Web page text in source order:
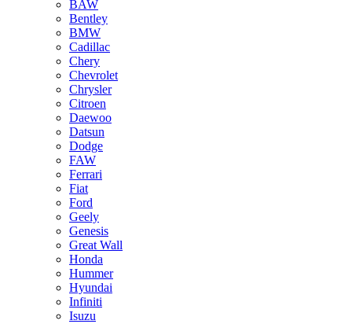
BAW
Bentley
BMW
Cadillac
Chery
Chevrolet
Chrysler
Citroen
Daewoo
Datsun
Dodge
FAW
Ferrari
Fiat
Ford
Geely
Genesis
Great Wall
Honda
Hummer
Hyundai
Infiniti
Isuzu